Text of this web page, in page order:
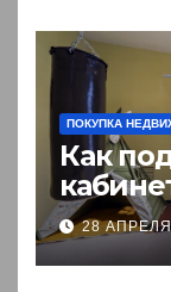
ПОКУПКА
Как
28